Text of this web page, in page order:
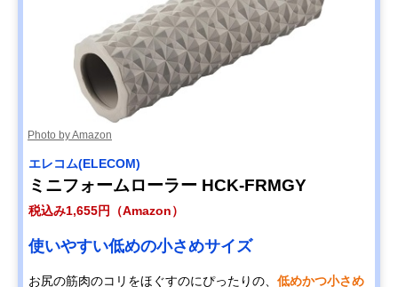
Photo by Amazon
エレコム(ELECOM)
ミニフォームローラー HCK-FRMGY
税込み1,655円（Amazon）
使いやすい低めの小さめサイズ
お尻の筋肉のコリをほぐすのにぴったりの、 低めかつ小さめ